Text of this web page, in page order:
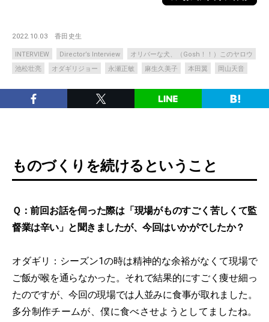
2022.10.03 香田史生
INTERVIEW Director’s Interview
オリバーな犬、（Gosh！！）このヤロウ
池松壮亮
オダギリジョー 永瀬正敏 麻生久美子 本田翼 岡山天音
ものづくりを続けるということ
Ｑ：前回お話を伺った際は「現場がものすごく苦しくて監
督業は辛い」と聞きましたが、今回はいかがでしたか？
オダギリ：シーズン1の時は精神的な余裕がなくて現場で
ご飯が喉を通らなかった。それで結果的にすごく痩せ細っ
たのですが、今回の現場では人並みに食事が取れました。
多分制作チームが、僕に食べさせようとしてましたね。